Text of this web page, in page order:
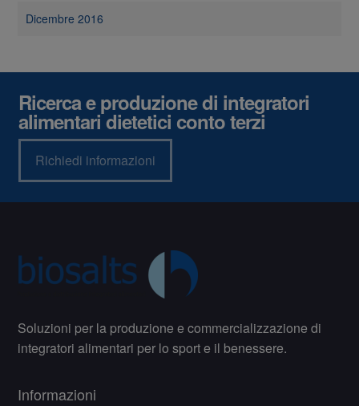
Dicembre 2016
Ricerca e produzione di integratori
alimentari dietetici conto terzi
Richiedi informazioni
Soluzioni per la produzione e commercializzazione di
integratori alimentari per lo sport e il benessere.
Informazioni